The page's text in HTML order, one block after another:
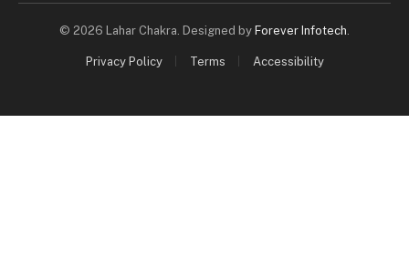
© 2026 Lahar Chakra. Designed by Forever Infotech
Privacy Policy Terms Accessibility